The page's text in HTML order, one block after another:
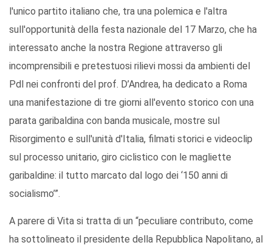
l'unico partito italiano che, tra una polemica e l'altra
sull'opportunità della festa nazionale del 17 Marzo, che ha
interessato anche la nostra Regione attraverso gli
incomprensibili e pretestuosi rilievi mossi da ambienti del
Pdl nei confronti del prof. D’Andrea, ha dedicato a Roma
una manifestazione di tre giorni all'evento storico con una
parata garibaldina con banda musicale, mostre sul
Risorgimento e sull'unità d'Italia, filmati storici e videoclip
sul processo unitario, giro ciclistico con le magliette
garibaldine: il tutto marcato dal logo dei ‘150 anni di
socialismo’”.
A parere di Vita si tratta di un “peculiare contributo, come
ha sottolineato il presidente della Repubblica Napolitano, al